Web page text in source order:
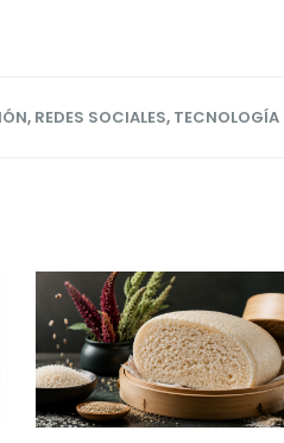
, REDES SOCIALES, TECNOLOGÍA